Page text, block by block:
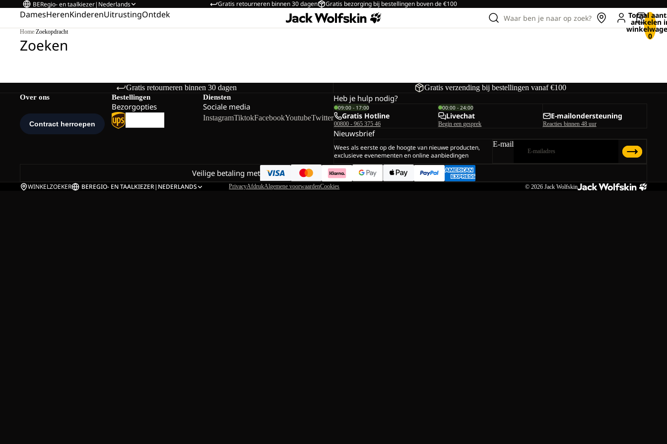
Gratis retourneren binnen 30 dagen Gratis bezorging bij bestellingen boven de €100
BERegio- en taalkiezer| Nederlands
DamesHerenKinderenUitrustingOntdek Waar ben je naar op zoek? Totaal
artikelen
0
Home/Zoekopdracht
Zoeken
Gratis retourneren binnen 30 dagen Gratis verzending bij bestellingen vanaf €100
Over ons Bestellingen
Bezorgopties
Diensten
Sociale media
InstagramTiktokFacebookYoutubeTwitter
Heb je hulp nodig?
09:00 - 17:00
Gratis Hotline
00800 - 965 375 46
00:00 - 24:00
Livechat
Begin een gesprek
E-mailondersteuning
Reacties binnen 48 uur
Nieuwsbrief
Wees als eerste op de hoogte van nieuwe producten,
exclusieve evenementen en online aanbiedingen
E-mail
Veilige betaling met
WINKELZOEKER BEREGIO- EN TAALKIEZER| NEDERLANDS PrivacyAfdrukAlgemene voorwaardenCookies © 2026 Jack Wolfskin